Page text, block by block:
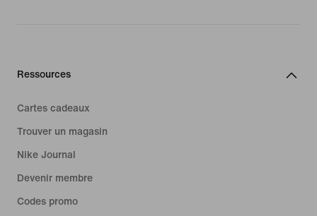
Ressources
Cartes cadeaux
Trouver un magasin
Nike Journal
Devenir membre
Codes promo